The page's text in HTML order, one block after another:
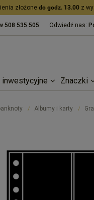
złożone do godz. 13.00 z
508 535 505 Odwiedź nas:
inwestycyjne Znaczki
/ Albumy i karty /